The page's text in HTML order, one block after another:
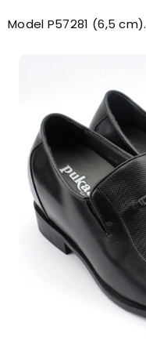
Model P57281 (6,5 cm).